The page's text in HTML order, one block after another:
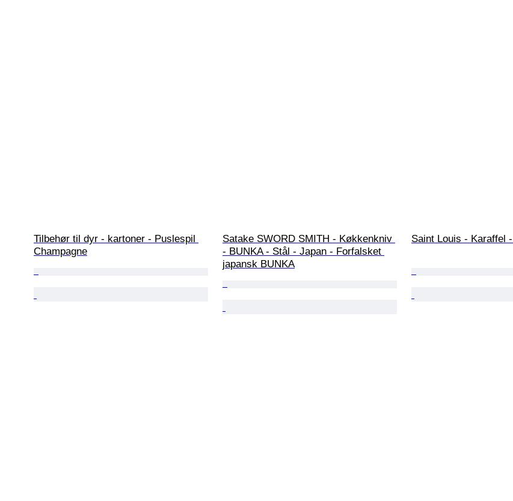
Tilbehør til dyr - kartoner - Puslespil
Champagne
Satake SWORD SMITH - Køkkenkniv
- BUNKA - Stål - Japan - Forfalsket
japansk BUNKA
Saint Louis - Karaffel